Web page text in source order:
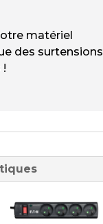
matériel
des surtensions
!